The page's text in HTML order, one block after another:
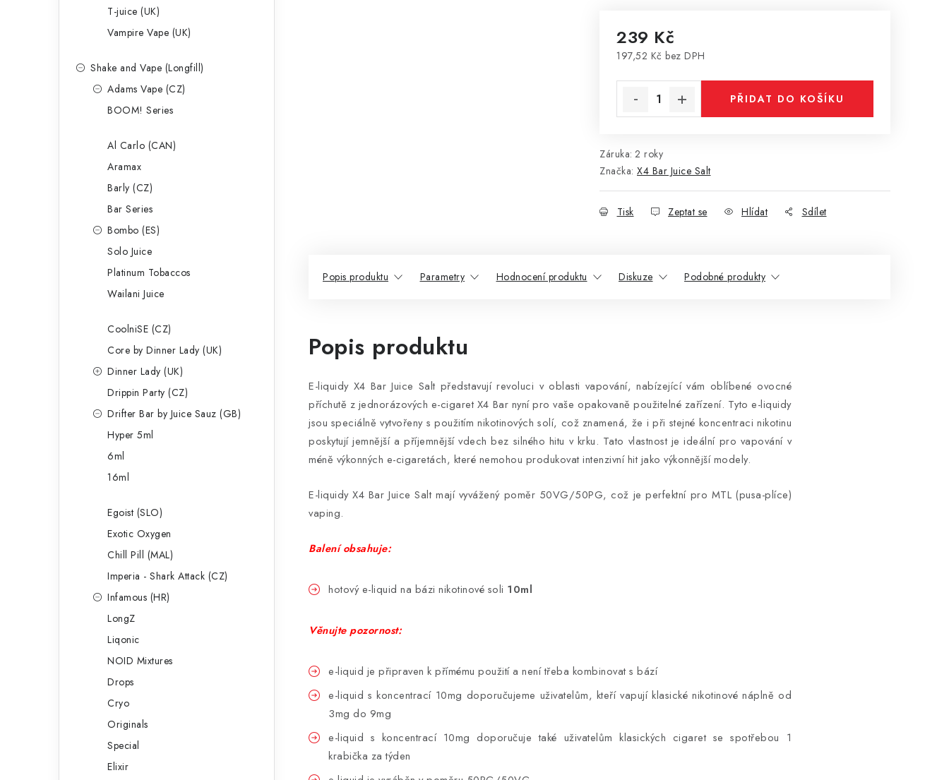
T-juice (UK)
Vampire Vape (UK)
Shake and Vape (Longfill)
Adams Vape (CZ)
BOOM! Series
Al Carlo (CAN)
Aramax
Barly (CZ)
Bar Series
Bombo (ES)
Solo Juice
Platinum Tobaccos
Wailani Juice
CoolniSE (CZ)
Core by Dinner Lady (UK)
Dinner Lady (UK)
Drippin Party (CZ)
Drifter Bar by Juice Sauz (GB)
Hyper 5ml
6ml
16ml
Egoist (SLO)
Exotic Oxygen
Chill Pill (MAL)
Imperia - Shark Attack (CZ)
Infamous (HR)
LongZ
Liqonic
NOID Mixtures
Drops
Cryo
Originals
Special
Elixir
239 Kč
197,52 Kč bez DPH
PŘIDAT DO KOŠÍKU
Záruka: 2 roky
Značka: X4 Bar Juice Salt
Tisk Zeptat se Hlídat Sdílet
Popis produktu Parametry Hodnocení produktu Diskuze Podobné produkty
Popis produktu
E-liquidy X4 Bar Juice Salt představují revoluci v oblasti vapování, nabízející vám oblíbené ovocné
příchutě z jednorázových e-cigaret X4 Bar nyní pro vaše opakovaně použitelné zařízení. Tyto e-liquidy
jsou speciálně vytvořeny s použitím nikotinových solí, což znamená, že i při stejné koncentraci nikotinu
poskytují jemnější a příjemnější vdech bez silného hitu v krku. Tato vlastnost je ideální pro vapování v
méně výkonných e-cigaretách, které nemohou produkovat intenzivní hit jako výkonnější modely.
E-liquidy X4 Bar Juice Salt mají vyvážený poměr 50VG/50PG, což je perfektní pro MTL (pusa-plíce)
vaping.
Balení obsahuje:
hotový e-liquid na bázi nikotinové soli 10ml
Věnujte pozornost:
e-liquid je připraven k přímému použití a není třeba kombinovat s bází
e-liquid s koncentrací 10mg doporučujeme uživatelům, kteří vapují klasické nikotinové náplně od
3mg do 9mg
e-liquid s koncentrací 10mg doporučuje také uživatelům klasických cigaret se spotřebou 1
krabička za týden